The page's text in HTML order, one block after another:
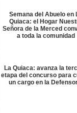
Semana del Abuelo en
Quiaca: el Hogar
Señora de la Merced
a toda la comunidad
La Quiaca: avanza la
etapa del concurso para
un cargo en la